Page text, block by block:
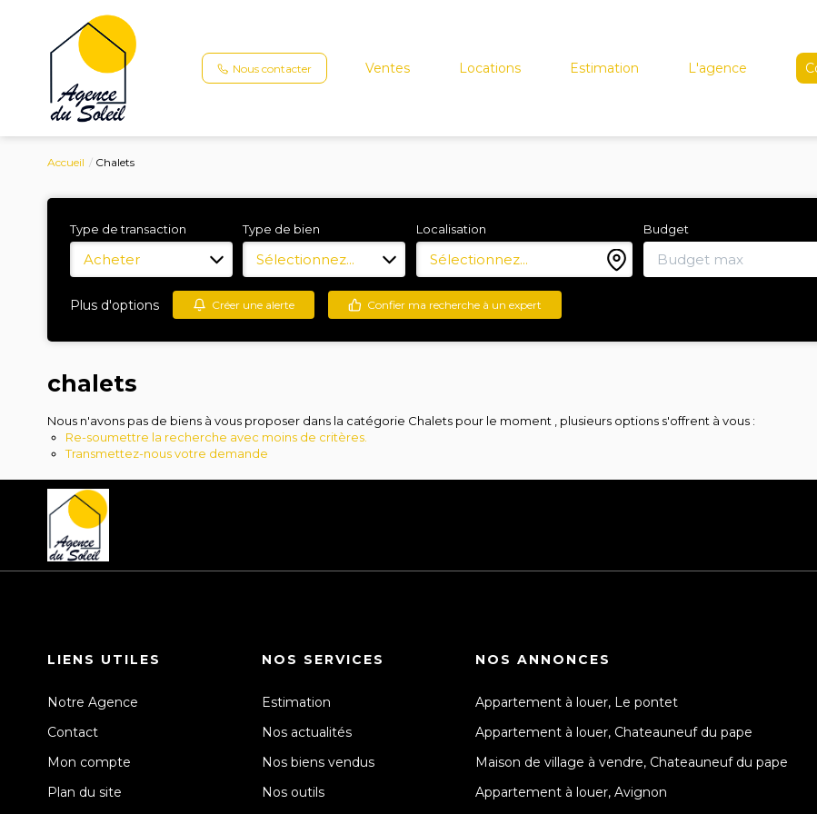
Nous contacter Ventes Locations Estimation L'agence
Accueil Chalets
Type de transaction
Acheter
Type de bien
Sélectionnez...
Localisation
Sélectionnez...
Budget
Plus d'options Créer une alerte Confier ma recherche à un expert
chalets
Nous n'avons pas de biens à vous proposer dans la catégorie Chalets pour le moment , plusieurs options s'offrent à vous :
Re-soumettre la recherche avec moins de critères.
Transmettez-nous votre demande
LIENS UTILES
Notre Agence
Contact
Mon compte
Plan du site
NOS SERVICES
Estimation
Nos actualités
Nos biens vendus
Nos outils
NOS ANNONCES
Appartement à louer, Le pontet
Appartement à louer, Chateauneuf du pape
Maison de village à vendre, Chateauneuf du pape
Appartement à louer, Avignon